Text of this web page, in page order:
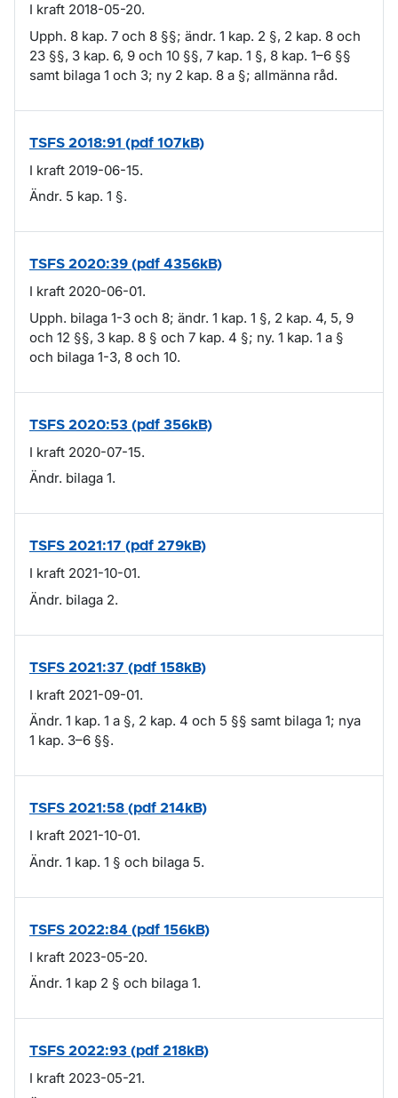
I kraft 2018-05-20.
Upph. 8 kap. 7 och 8 §§; ändr. 1 kap. 2 §, 2 kap. 8 och
23 §§, 3 kap. 6, 9 och 10 §§, 7 kap. 1 §, 8 kap. 1–6 §§
samt bilaga 1 och 3; ny 2 kap. 8 a §; allmänna råd.
TSFS 2018:91 (pdf 107kB)
I kraft 2019-06-15.
Ändr. 5 kap. 1 §.
TSFS 2020:39 (pdf 4356kB)
I kraft 2020-06-01.
Upph. bilaga 1-3 och 8; ändr. 1 kap. 1 §, 2 kap. 4, 5, 9
och 12 §§, 3 kap. 8 § och 7 kap. 4 §; ny. 1 kap. 1 a §
och bilaga 1-3, 8 och 10.
TSFS 2020:53 (pdf 356kB)
I kraft 2020-07-15.
Ändr. bilaga 1.
TSFS 2021:17 (pdf 279kB)
I kraft 2021-10-01.
Ändr. bilaga 2.
TSFS 2021:37 (pdf 158kB)
I kraft 2021-09-01.
Ändr. 1 kap. 1 a §, 2 kap. 4 och 5 §§ samt bilaga 1; nya
1 kap. 3–6 §§.
TSFS 2021:58 (pdf 214kB)
I kraft 2021-10-01.
Ändr. 1 kap. 1 § och bilaga 5.
TSFS 2022:84 (pdf 156kB)
I kraft 2023-05-20.
Ändr. 1 kap 2 § och bilaga 1.
TSFS 2022:93 (pdf 218kB)
I kraft 2023-05-21.